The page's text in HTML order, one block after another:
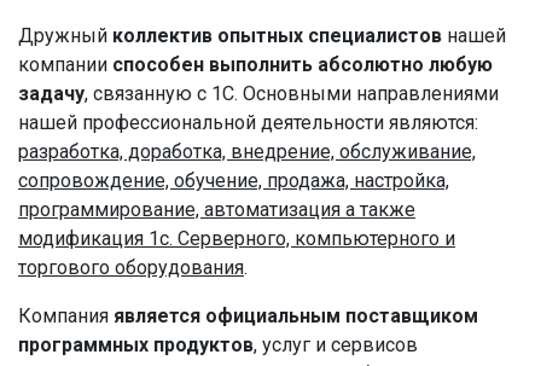
Дружный коллектив опытных специалистов нашей
компании способен выполнить абсолютно любую
задачу, связанную с 1С. Основными направлениями
нашей профессиональной деятельности являются:
разработка, доработка, внедрение, обслуживание,
сопровождение, обучение, продажа, настройка,
программирование, автоматизация а также
модификация 1с. Серверного, компьютерного и
торгового оборудования.
Компания является официальным поставщиком
программных продуктов, услуг и сервисов